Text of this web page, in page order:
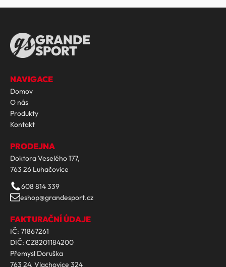
GRANDE
SPORT
NAVIGACE
Domov
O nás
Produkty
Kontakt
PRODEJNA
Doktora Veselého 177,
763 26 Luhačovice
608 814 339
eshop@grandesport.cz
FAKTURAČNÍ ÚDAJE
IČ: 71867261
DIČ: CZ8201184200
Přemysl Doruška
763 24, Vlachovice 324